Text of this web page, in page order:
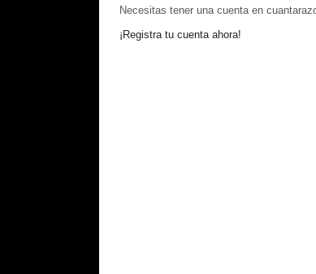
Necesitas tener una cuenta en
¡Registra tu cuenta ahora!